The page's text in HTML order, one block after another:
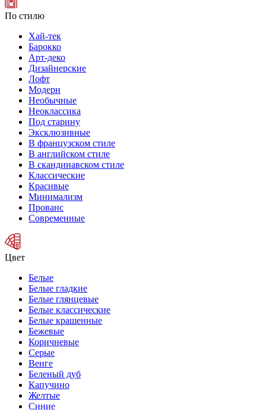
По стилю
Хай-тек
Барокко
Арт-деко
Дизайнерские
Лофт
Модерн
Необычные
Неоклассика
Под старину
Эксклюзивные
В французском стиле
В английском стиле
В скандинавском стиле
Классические
Красивые
Минимализм
Прованс
Современные
Цвет
Белые
Белые гладкие
Белые глянцевые
Белые классические
Белые крашенные
Бежевые
Коричневые
Серые
Венге
Беленый дуб
Капучино
Желтые
Синие